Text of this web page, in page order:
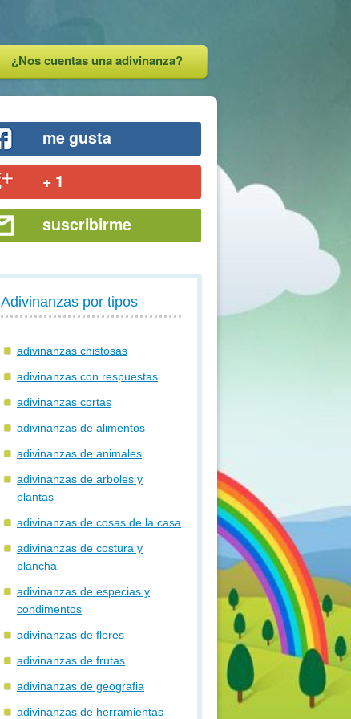
¿Nos cuentas una adivinanza?
me gusta
+ 1
suscribirme
Adivinanzas por tipos
adivinanzas chistosas
adivinanzas con respuestas
adivinanzas cortas
adivinanzas de alimentos
adivinanzas de animales
adivinanzas de arboles y
plantas
adivinanzas de cosas de la casa
adivinanzas de costura y
plancha
adivinanzas de especias y
condimentos
adivinanzas de flores
adivinanzas de frutas
adivinanzas de geografia
adivinanzas de herramientas